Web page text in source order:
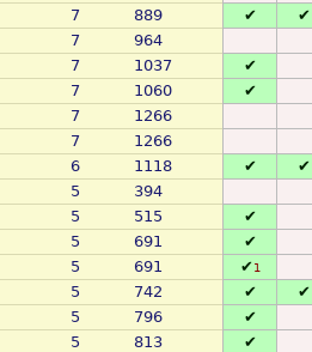
7 889 ✔ ✔
7 964
7 1037 ✔
7 1060 ✔
7 1266
7 1266
6 1118 ✔ ✔
5 394
5 515 ✔
5 691 ✔
5 691 ✔1
5 742 ✔ ✔
5 796 ✔
5 813 ✔